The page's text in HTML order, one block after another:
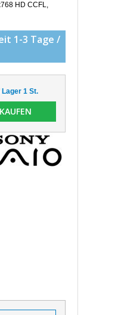
HD CCFL,
1-3 Tage /
Lager 1 St.
KAUFEN